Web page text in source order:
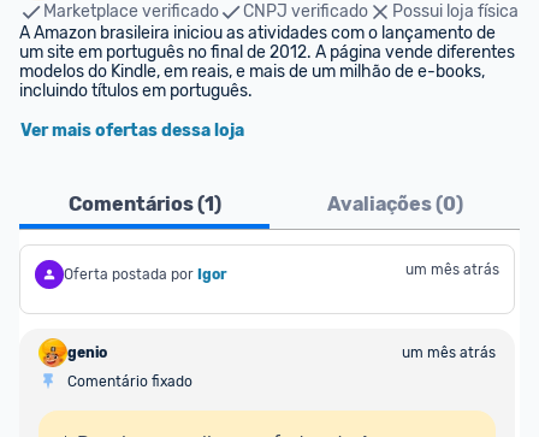
Marketplace verificado
CNPJ verificado
Possui loja física
A Amazon brasileira iniciou as atividades com o lançamento de
um site em português no final de 2012. A página vende diferentes
modelos do Kindle, em reais, e mais de um milhão de e-books,
incluindo títulos em português.
Ver mais ofertas dessa loja
Comentários (1) Avaliações (0)
Oferta postada por Igor um mês atrás
genio
um mês atrás
Comentário fixado